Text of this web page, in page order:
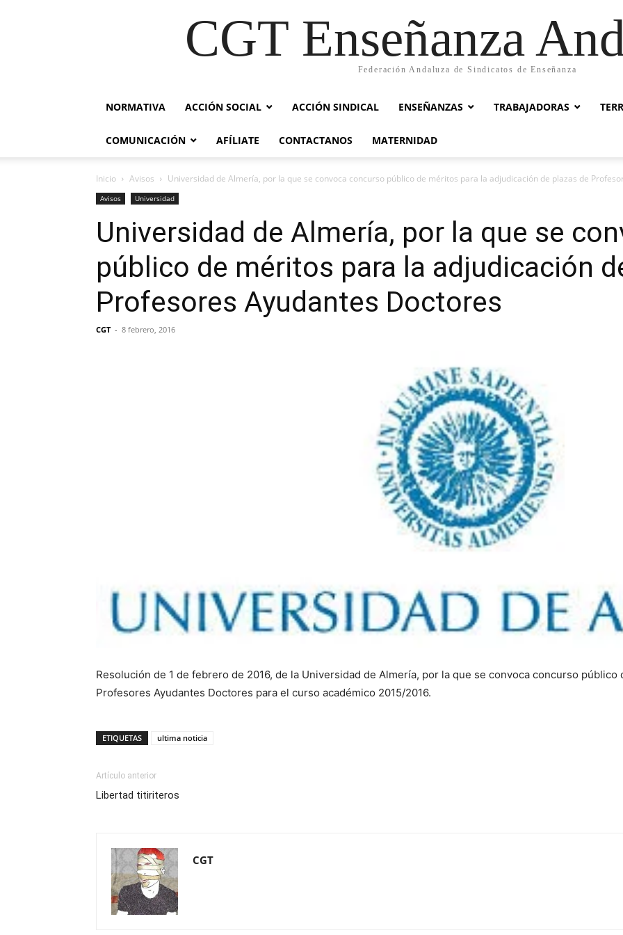
CGT Enseñanza
Federación Andaluza de Sindicatos de Enseñanza
NORMATIVA ACCIÓN SOCIAL ACCIÓN SINDICAL ENSEÑANZAS TRABAJADORAS
COMUNICACIÓN AFÍLIATE CONTACTANOS MATERNIDAD
Inicio Avisos Universidad de Almería, por la que se convoca concurso público de méritos para la adjudicación de plazas de
Avisos Universidad
Universidad de Almería, por la que se
público de méritos para la adjudicación
Profesores Ayudantes Doctores
CGT - 8 febrero, 2016
Resolución de 1 de febrero de 2016, de la Universidad de Almería, por la que se convoca concurso
Profesores Ayudantes Doctores para el curso académico 2015/2016.
ETIQUETAS ultima noticia
Artículo anterior
Libertad titiriteros
CGT